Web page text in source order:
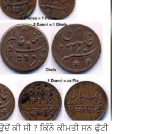
ਕੀ ਸੀ ? ਕਿੰਨੇ ਕੀਮਤੀ ਸਨ ਫੁੱਟੀ